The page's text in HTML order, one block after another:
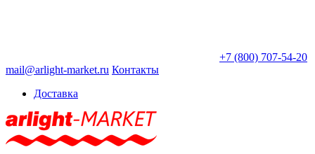
+7 (800) 707-54-20
mail@arlight-market.ru Контакты
Доставка